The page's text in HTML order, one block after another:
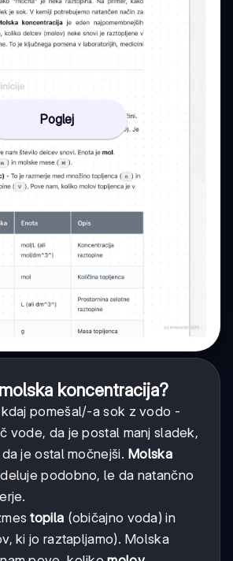
Poglej
koncentracija?
pomešal/-a sok z vodo -
vode, da je postal manj sladek,
je ostal močnejši. Molska
podobno, le da natančno
topila (običajno voda) in
ki jo raztapljamo). Molska